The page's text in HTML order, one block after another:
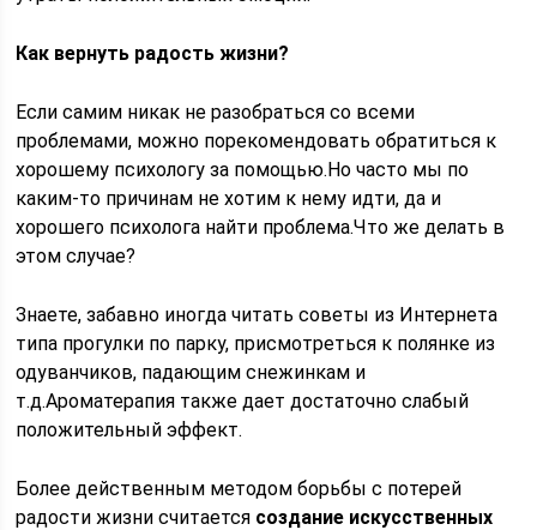
Как вернуть радость жизни?
Если самим никак не разобраться со всеми
проблемами, можно порекомендовать обратиться к
хорошему психологу за помощью.Но часто мы по
каким-то причинам не хотим к нему идти, да и
хорошего психолога найти проблема.Что же делать в
этом случае?
Знаете, забавно иногда читать советы из Интернета
типа прогулки по парку, присмотреться к полянке из
одуванчиков, падающим снежинкам и
т.д.Ароматерапия также дает достаточно слабый
положительный эффект.
Более действенным методом борьбы с потерей
радости жизни считается создание искусственных